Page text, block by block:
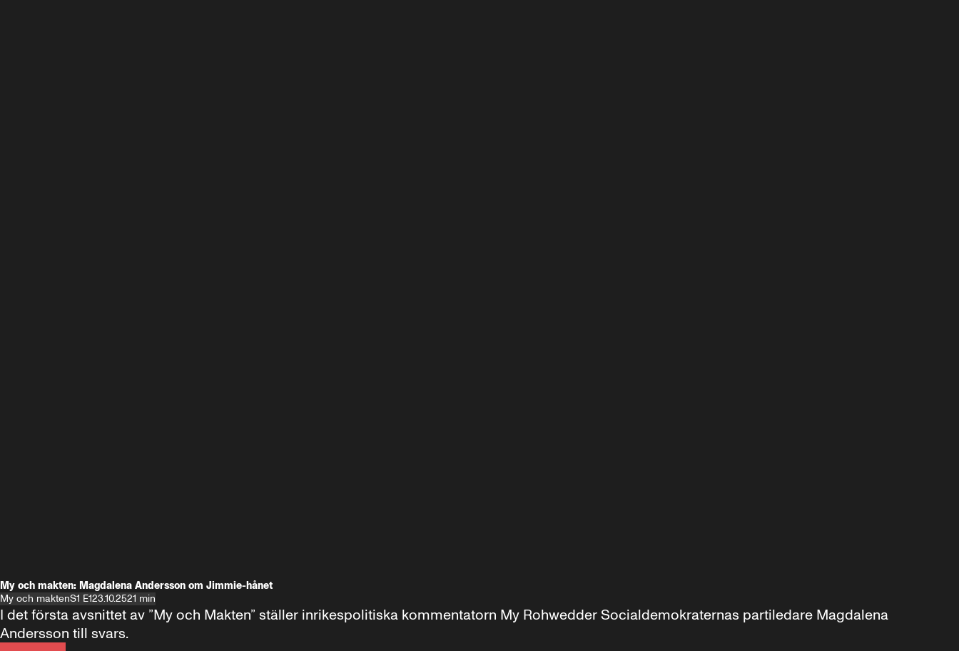
My och makten: Magdalena Andersson om Jimmie-hånet
My och maktenS1 E123.10.2521 min
I det första avsnittet av ”My och Makten” ställer inrikespolitiska kommentatorn My Rohwedder Socialdemokraternas partiledare Magdalena
Andersson till svars.